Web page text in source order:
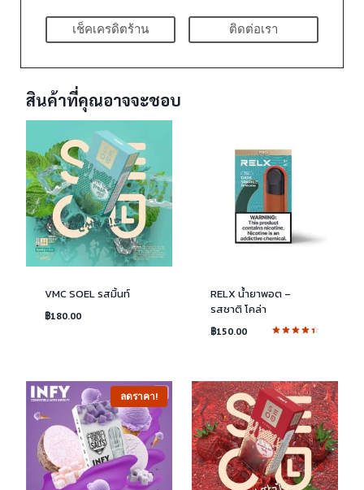
เช็คเครดิตร้าน ติดต่อเรา
สินค้าที่คุณอาจจะชอบ
VMC SOEL รสมิ้นท์
฿180.00
RELX น้ำยาพอต –
รสชาติ โคล่า
฿150.00
ลดราคา!